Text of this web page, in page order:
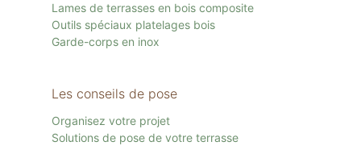
Lames de terrasses en bois composite
Outils spéciaux platelages bois
Garde-corps en inox
Les conseils de pose
Organisez votre projet
Solutions de pose de votre terrasse